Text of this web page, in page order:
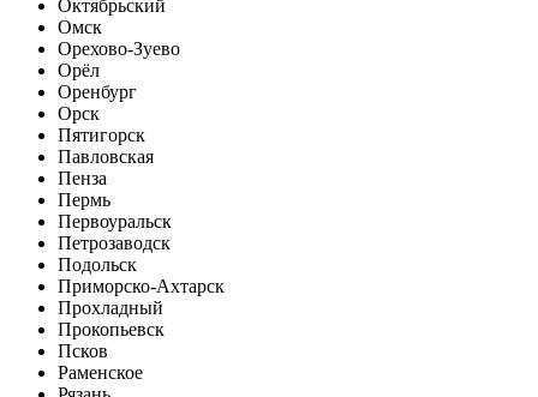
Октябрьский
Омск
Орехово-Зуево
Орёл
Оренбург
Орск
Пятигорск
Павловская
Пенза
Пермь
Первоуральск
Петрозаводск
Подольск
Приморско-Ахтарск
Прохладный
Прокопьевск
Псков
Раменское